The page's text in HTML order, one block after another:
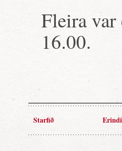
Fleira
16.00.
Starfið Erindi